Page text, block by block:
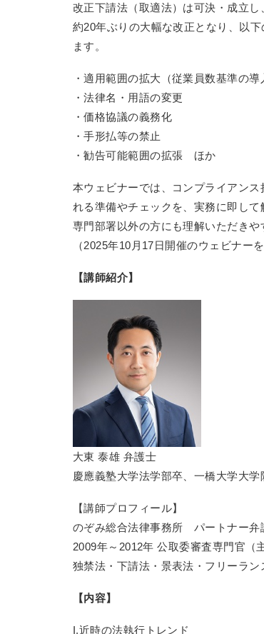
改正下請法（取適法）は可決・成立し
約20年ぶりの大幅な改正となり、以
ます。
・適用範囲の拡大（従業員数基準の導
・法律名・用語の変更
・価格協議の義務化
・手形払等の禁止
・勧告可能範囲の拡張 ほか
本ウェビナーでは、コンプライアン
れる準備やチェックを、実務に即して
専門部署以外の方にも理解いただき
（2025年10月17日開催のウェビナー
【講師紹介】
大東 泰雄 弁護士
慶應義塾大学法学部卒、一橋大学大学
【講師プロフィール】
のぞみ総合法律事務所 パートナー弁
2009年～2012年 公取委審査専門官（
独禁法・下請法・景表法・フリーラ
【内容】
I.近時の法執行トレンド